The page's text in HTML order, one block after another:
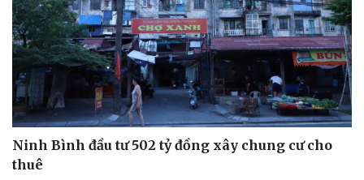
Ninh Bình đầu tư 502 tỷ đồng xây chung cư cho
thuê